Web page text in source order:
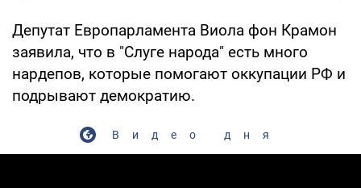
Депутат Европарламента Виола фон Крамон
заявила, что в "Слуге народа" есть много
нардепов, которые помогают оккупации РФ и
подрывают демократию.
Видео дня